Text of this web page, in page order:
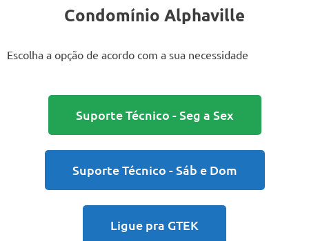
Condomínio Alphaville
Escolha a opção de acordo com a sua necessidade
Suporte Técnico - Seg a Sex
Suporte Técnico - Sáb e Dom
Ligue pra GTEK